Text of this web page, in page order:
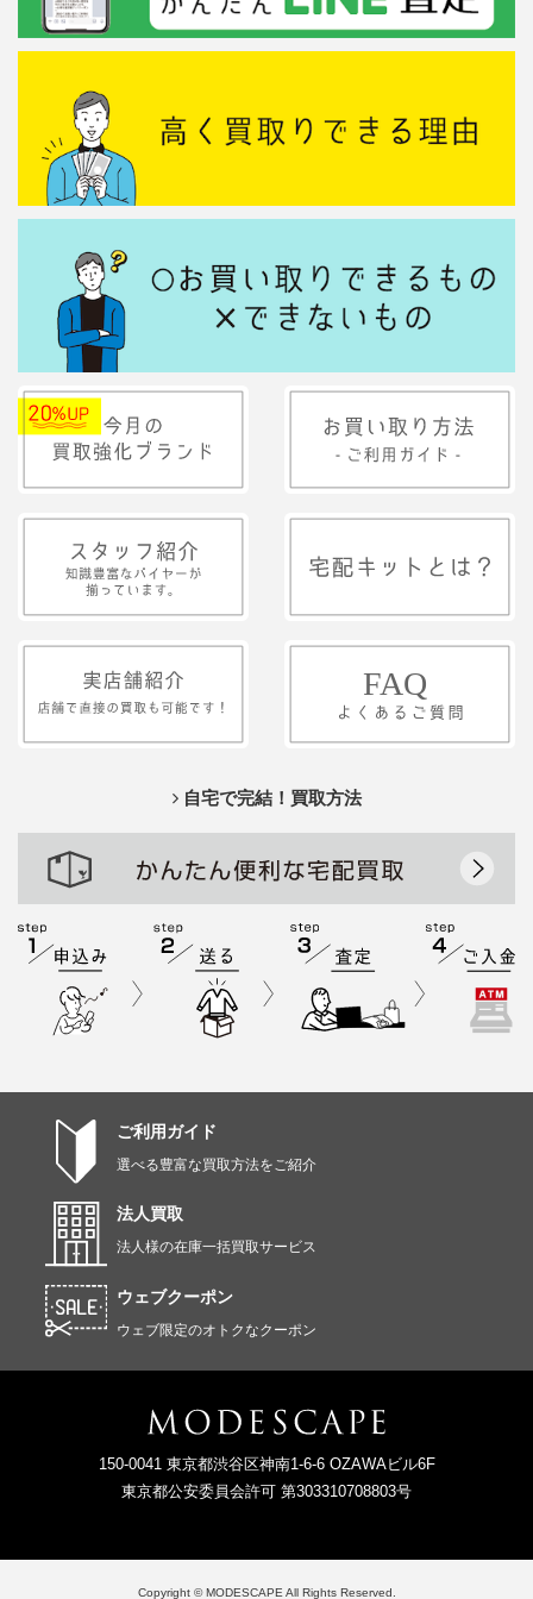
自宅で完結！買取方法
ご利用ガイド
選べる豊富な買取方法をご紹介
法人買取
法人様の在庫一括買取サービス
ウェブクーポン
ウェブ限定のオトクなクーポン
150-0041 東京都渋谷区神南1-6-6 OZAWAビル6F
東京都公安委員会許可 第303310708803号
Copyright © MODESCAPE All Rights Reserved.